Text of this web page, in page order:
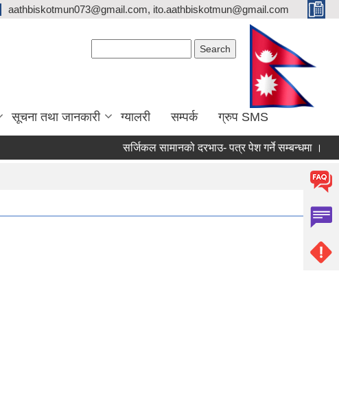
aathbiskotmun073@gmail.com, ito.aathbiskotmun@gmail.com
सूचना तथा जानकारी ग्यालरी सम्पर्क ग्रुप SMS
सर्जिकल सामानको दरभाउ- पत्र पेश गर्ने सम्बन्धमा ।